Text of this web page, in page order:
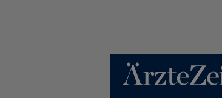
Direkt zum Inhaltsbereich